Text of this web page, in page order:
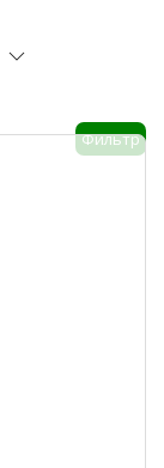
Фильтр